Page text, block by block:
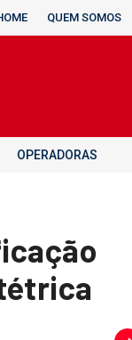
QUEM SOMOS
OPERADORAS